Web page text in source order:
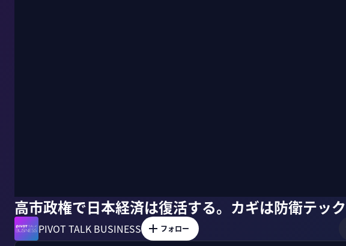
高市政権で日本経済は復活する。カギは防衛テッ
PIVOT TALK BUSINESS フォロー